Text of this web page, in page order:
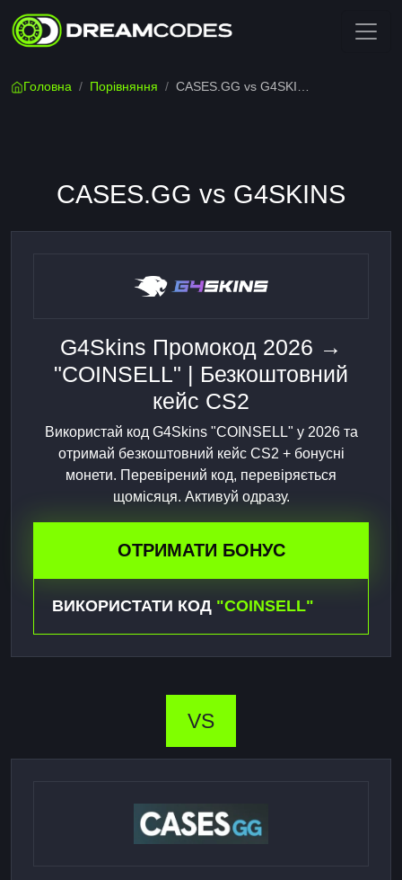
Головна / Порівняння /
CASES.GG vs G4SKINS
VS
G4Skins Промокод 2026 →
"COINSELL" | Безкоштовний
кейс CS2
Використай код G4Skins "COINSELL" у 2026 та
отримай безкоштовний кейс CS2 + бонусні
монети. Перевірений код, перевіряється
щомісяця. Активуй одразу.
ОТРИМАТИ БОНУС
ВИКОРИСТАТИ КОД "COINSELL"